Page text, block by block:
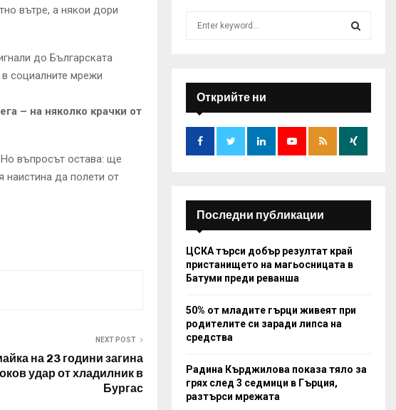
вътре, а някои дори
до Българската
социалните мрежи
– на няколко крачки от
въпросът остава: ще
наистина да полети от
NEXT POST
на 23 години загина
удар от хладилник в
Бургас
:
E
A
R
Открийте ни
Последни публикации
ЦСКА търси добър резултат край
пристанището на магьосницата в
Батуми преди реванша
50% от младите гърци живеят при
родителите си заради липса на
средства
Радина Кърджилова показа тяло за
грях след 3 седмици в Гърция,
разтърси мрежата